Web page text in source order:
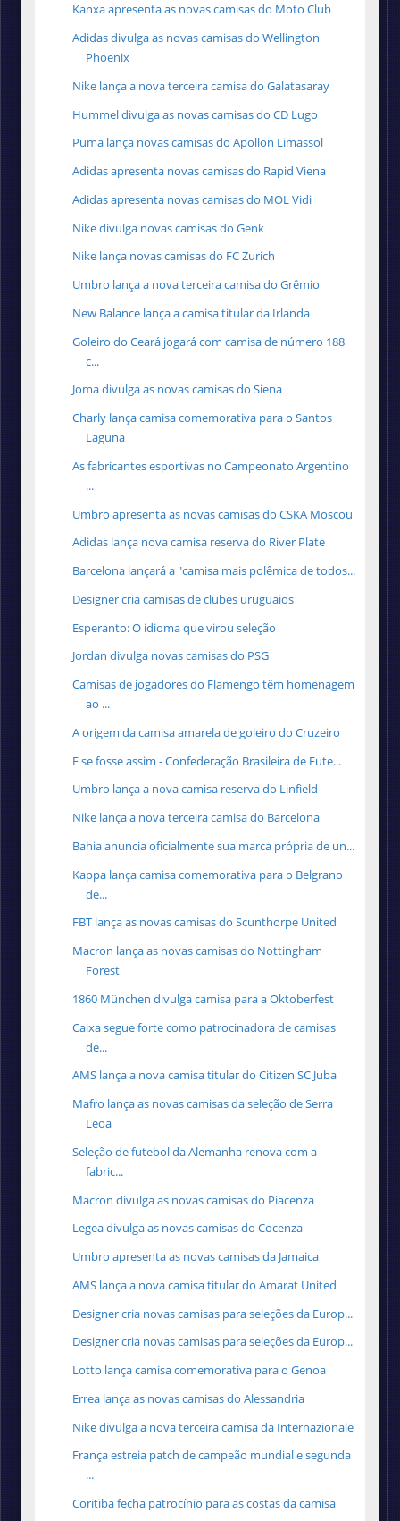
Kanxa apresenta as novas camisas do Moto Club
Adidas divulga as novas camisas do Wellington
Phoenix
Nike lança a nova terceira camisa do Galatasaray
Hummel divulga as novas camisas do CD Lugo
Puma lança novas camisas do Apollon Limassol
Adidas apresenta novas camisas do Rapid Viena
Adidas apresenta novas camisas do MOL Vidi
Nike divulga novas camisas do Genk
Nike lança novas camisas do FC Zurich
Umbro lança a nova terceira camisa do Grêmio
New Balance lança a camisa titular da Irlanda
Goleiro do Ceará jogará com camisa de número 188
c...
Joma divulga as novas camisas do Siena
Charly lança camisa comemorativa para o Santos
Laguna
As fabricantes esportivas no Campeonato Argentino
...
Umbro apresenta as novas camisas do CSKA Moscou
Adidas lança nova camisa reserva do River Plate
Barcelona lançará a "camisa mais polêmica de todos...
Designer cria camisas de clubes uruguaios
Esperanto: O idioma que virou seleção
Jordan divulga novas camisas do PSG
Camisas de jogadores do Flamengo têm homenagem
ao ...
A origem da camisa amarela de goleiro do Cruzeiro
E se fosse assim - Confederação Brasileira de Fute...
Umbro lança a nova camisa reserva do Linfield
Nike lança a nova terceira camisa do Barcelona
Bahia anuncia oficialmente sua marca própria de un...
Kappa lança camisa comemorativa para o Belgrano
de...
FBT lança as novas camisas do Scunthorpe United
Macron lança as novas camisas do Nottingham
Forest
1860 München divulga camisa para a Oktoberfest
Caixa segue forte como patrocinadora de camisas
de...
AMS lança a nova camisa titular do Citizen SC Juba
Mafro lança as novas camisas da seleção de Serra
Leoa
Seleção de futebol da Alemanha renova com a
fabric...
Macron divulga as novas camisas do Piacenza
Legea divulga as novas camisas do Cocenza
Umbro apresenta as novas camisas da Jamaica
AMS lança a nova camisa titular do Amarat United
Designer cria novas camisas para seleções da Europ...
Designer cria novas camisas para seleções da Europ...
Lotto lança camisa comemorativa para o Genoa
Errea lança as novas camisas do Alessandria
Nike divulga a nova terceira camisa da Internazionale
França estreia patch de campeão mundial e segunda
...
Coritiba fecha patrocínio para as costas da camisa